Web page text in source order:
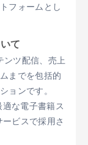
フォームとし
て
ンツ配信、売上
までを包括的
ョンです。
な電子書籍ス
ービスで採用さ